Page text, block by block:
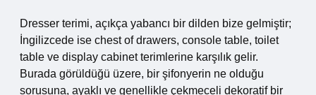
Dresser terimi, açıkça yabancı bir dilden bize gelmiştir;
İngilizcede ise chest of drawers, console table, toilet
table ve display cabinet terimlerine karşılık gelir.
Burada görüldüğü üzere, bir şifonyerin ne olduğu
sorusuna, ayaklı ve genellikle çekmeceli dekoratif bir